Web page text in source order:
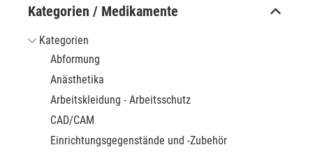
Kategorien / Medikamente
Kategorien
Abformung
Anästhetika
Arbeitskleidung - Arbeitsschutz
CAD/CAM
Einrichtungsgegenstände und -Zubehör